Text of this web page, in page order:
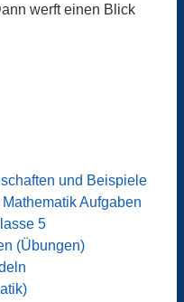
werft einen Blick
und Beispiele
Aufgaben
5
(Übungen)